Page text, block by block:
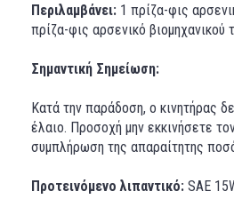
Περιλαμβάνει: 1 πρίζα-φις
πρίζα-φις αρσενικό βιομηχανικού
Σημαντική Σημείωση:
Κατά την παράδοση, ο κινητήρας
έλαιο. Προσοχή μην εκκινήσετε
συμπλήρωση της απαραίτητης
Προτεινόμενο λιπαντικό: SAE